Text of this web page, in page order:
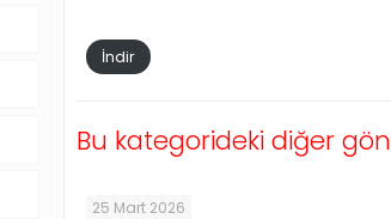
İndir
Bu kategorideki diğer
25 Mart 2026